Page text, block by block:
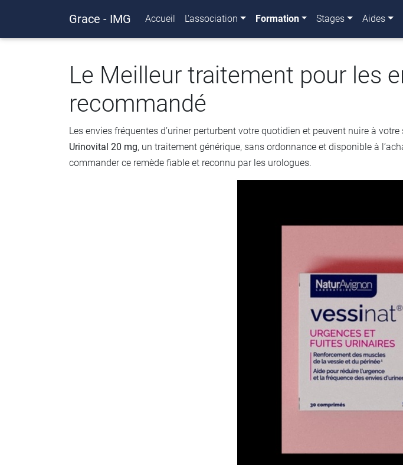
Grace - IMG Accueil L'association Formation Stages Aides
Le Meilleur traitement pour les
recommandé
Les envies fréquentes d’uriner perturbent votre quotidien et peuvent nuire à
Urinovital 20 mg, un traitement générique, sans ordonnance et disponible à
commander ce remède fiable et reconnu par les urologues.